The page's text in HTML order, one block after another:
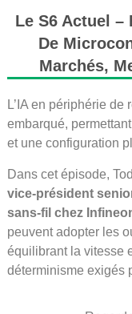
Le S6 Actuel –
De
Marchés,
L’IA en périphérie
embarqué,
et une configuration
Dans cet épisode,
vice-président
sans-fil chez
peuvent adopter les
équilibrant la vitesse
déterminisme exigés